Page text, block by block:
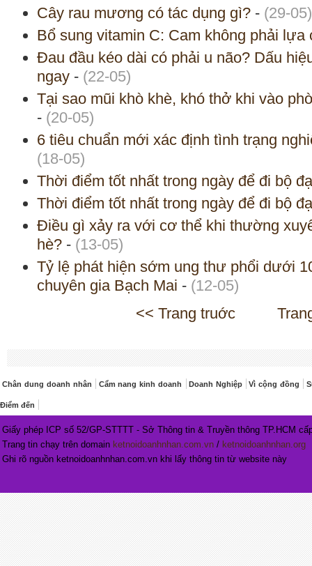
Cây rau mương có tác dụng gì? - (29-05)
Bổ sung vitamin C: Cam không phải lựa
Đau đầu kéo dài có phải u não? Dấu
ngay - (22-05)
Tại sao mũi khò khè, khó thở khi vào
- (20-05)
6 tiêu chuẩn mới xác định tình trạng
(18-05)
Thời điểm tốt nhất trong ngày để đi bộ
Thời điểm tốt nhất trong ngày để đi bộ
Điều gì xảy ra với cơ thể khi thường
hè? - (13-05)
Tỷ lệ phát hiện sớm ung thư phổi dưới
chuyên gia Bạch Mai - (12-05)
<< Trang truớc
Chân dung doanh nhân Cẩm nang kinh doanh Doanh Nghiệp Vì cộng đồng
Điểm đến
Giấy phép ICP số 52/GP-STTTT - Sở Thông tin & Truyền thông TP.HCM
Trang tin chạy trên domain ketnoidoanhnhan.com.vn / ketnoidoanhnhan.org
Ghi rõ nguồn ketnoidoanhnhan.com.vn khi lấy thông tin từ website này